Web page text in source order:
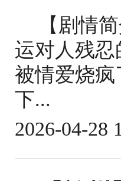
【剧情
运对人残
被情爱烧
下...
2026-04-28